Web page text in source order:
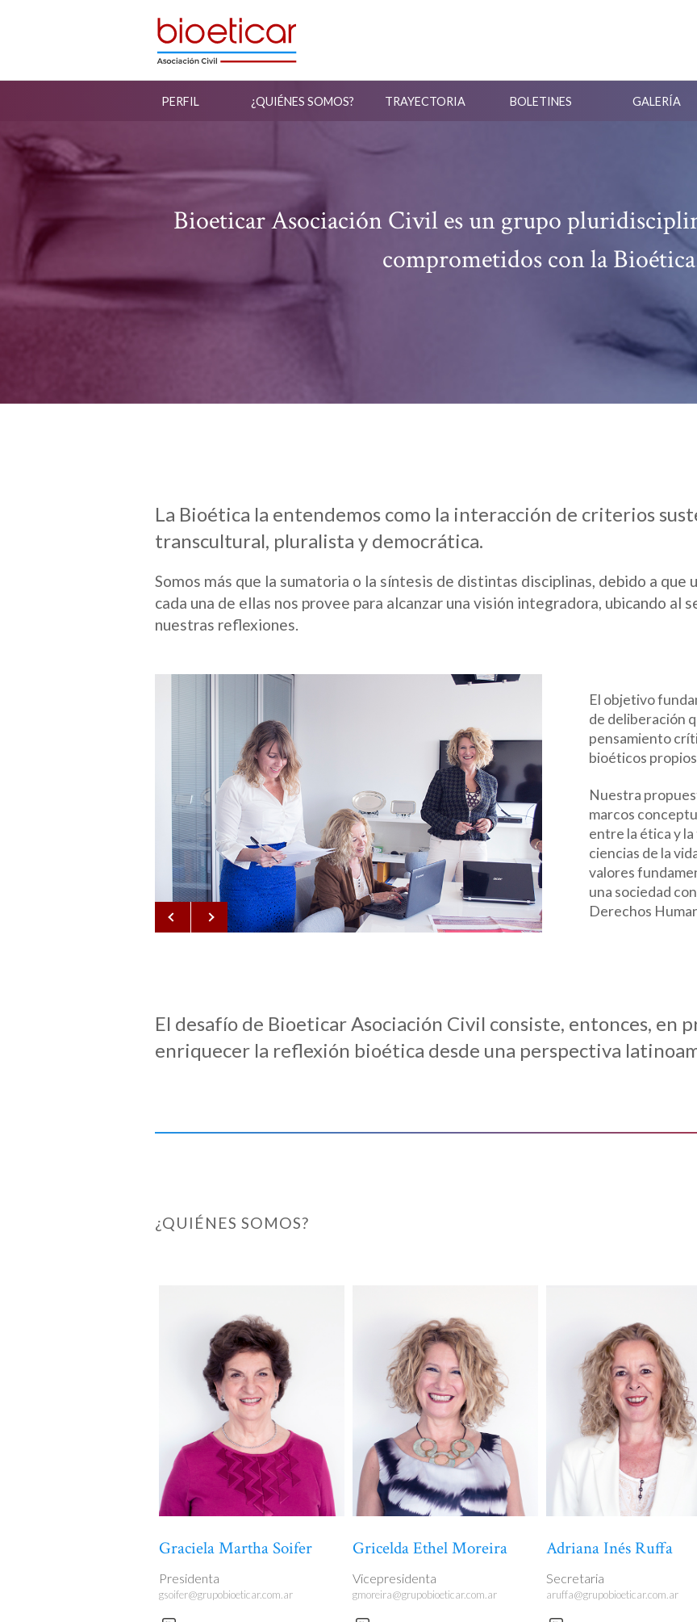
PERFIL ¿QUIÉNES SOMOS? TRAYECTORIA BOLETINES GALERÍA
Bioeticar Asociación Civil es un grupo
comprometidos con la
La Bioética la entendemos como la interacción de criterios
transcultural, pluralista y democrática.
Somos más que la sumatoria o la síntesis de distintas disciplinas, debido a que
cada una de ellas nos provee para alcanzar una visión integradora, ubicando al
nuestras reflexiones.
El objetivo
de deliberación
pensamiento
bioéticos
Nuestra
marcos
entre la ética y
ciencias de la
valores
una sociedad
Derechos
El desafío de Bioeticar Asociación Civil consiste, entonces, en
enriquecer la reflexión bioética desde una perspectiva
¿QUIÉNES SOMOS?
Graciela Martha Soifer
Presidenta
gsoifer@grupobioeticar.com.ar
Gricelda Ethel Moreira
Vicepresidenta
gmoreira@grupobioeticar.com.ar
Adriana Inés Ruffa
Secretaria
aruffa@grupobioeticar.com.ar